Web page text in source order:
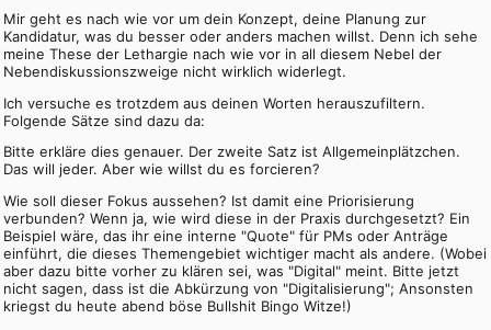
Mir geht es nach wie vor um dein Konzept, deine Planung zur
Kandidatur, was du besser oder anders machen willst. Denn ich sehe
meine These der Lethargie nach wie vor in all diesem Nebel der
Nebendiskussionszweige nicht wirklich widerlegt.
Ich versuche es trotzdem aus deinen Worten herauszufiltern.
Folgende Sätze sind dazu da:
Bitte erkläre dies genauer. Der zweite Satz ist Allgemeinplätzchen.
Das will jeder. Aber wie willst du es forcieren?
Wie soll dieser Fokus aussehen? Ist damit eine Priorisierung
verbunden? Wenn ja, wie wird diese in der Praxis durchgesetzt? Ein
Beispiel wäre, das ihr eine interne "Quote" für PMs oder Anträge
einführt, die dieses Themengebiet wichtiger macht als andere. (Wobei
aber dazu bitte vorher zu klären sei, was "Digital" meint. Bitte jetzt
nicht sagen, dass ist die Abkürzung von "Digitalisierung"; Ansonsten
kriegst du heute abend böse Bullshit Bingo Witze!)